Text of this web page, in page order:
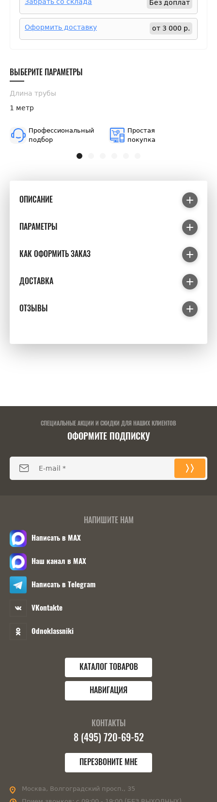
Забрать со склада Без доплат
Оформить доставку от 3 000 р.
ВЫБЕРИТЕ ПАРАМЕТРЫ
Длина трубы
1 метр
Профессиональный
подбор
Простая
покупка
ОПИСАНИЕ
ПАРАМЕТРЫ
КАК ОФОРМИТЬ ЗАКАЗ
ДОСТАВКА
ОТЗЫВЫ
СПЕЦИАЛЬНЫЕ АКЦИИ И СКИДКИ ДЛЯ НАШИХ КЛИЕНТОВ
ОФОРМИТЕ ПОДПИСКУ
НАПИШИТЕ НАМ
Написать в MAX
Наш канал в MAX
Написать в Telegram
VKontakte
Odnoklassniki
КАТАЛОГ ТОВАРОВ
НАВИГАЦИЯ
КОНТАКТЫ
8 (495) 720-69-52
ПЕРЕЗВОНИТЕ МНЕ
Москва, Волгоградский просп., 35